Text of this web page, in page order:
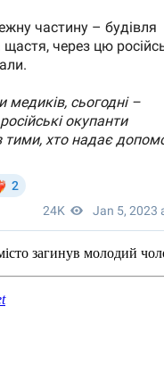
загинув молодий